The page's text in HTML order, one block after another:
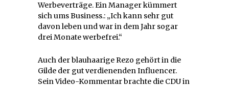
Werbeverträge. Ein Manager kümmert
sich ums Business.: „Ich kann sehr gut
davon leben und war in dem Jahr sogar
drei Monate werbefrei.“
Auch der blauhaarige Rezo gehört in die
Gilde der gut verdienenden Influencer.
Sein Video-Kommentar brachte die CDU in